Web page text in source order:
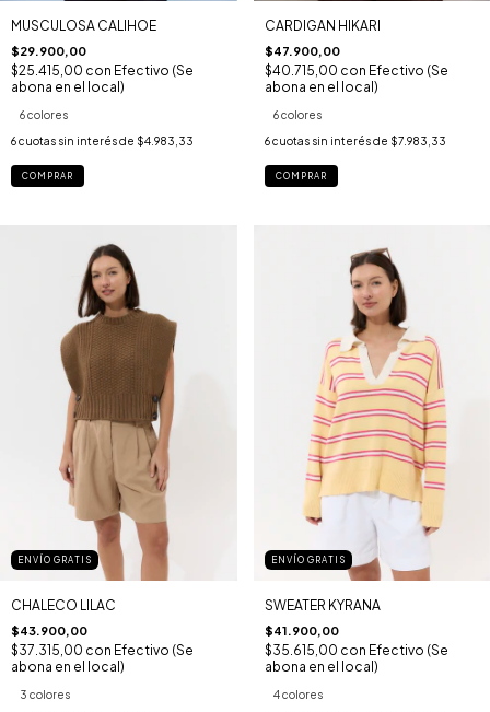
MUSCULOSA CALIHOE
$29.900,00
$25.415,00 con Efectivo (Se
abona en el local)
6 colores
6cuotas sin interés de $4.983,33
COMPRAR
CARDIGAN HIKARI
$47.900,00
$40.715,00 con Efectivo (Se
abona en el local)
6 colores
6 cuotas sin interés de $7.983,33
COMPRAR
ENVÍO GRATIS
CHALECO LILAC
$43.900,00
$37.315,00 con Efectivo (Se
abona en el local)
3 colores
ENVÍO GRATIS
SWEATER KYRANA
$41.900,00
$35.615,00 con Efectivo (Se
abona en el local)
4 colores